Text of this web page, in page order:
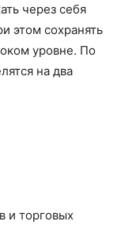
через себя
этом сохранять
уровне. По
на два
и торговых